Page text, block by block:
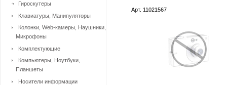
Арт. 11021567
Гироскутеры
Клавиатуры, Манипуляторы
Колонки, Web-камеры, Наушники,
Микрофоны
Комплектующие
Компьютеры, Ноутбуки,
Планшеты
Носители информации